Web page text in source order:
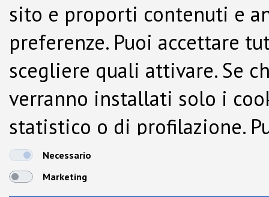
sito e proporti contenuti e
preferenze. Puoi accettare
scegliere quali attivare. Se
verranno installati solo i
statistico o di profilazione.
dalla Cookie Policy.
Necessario
Marketing